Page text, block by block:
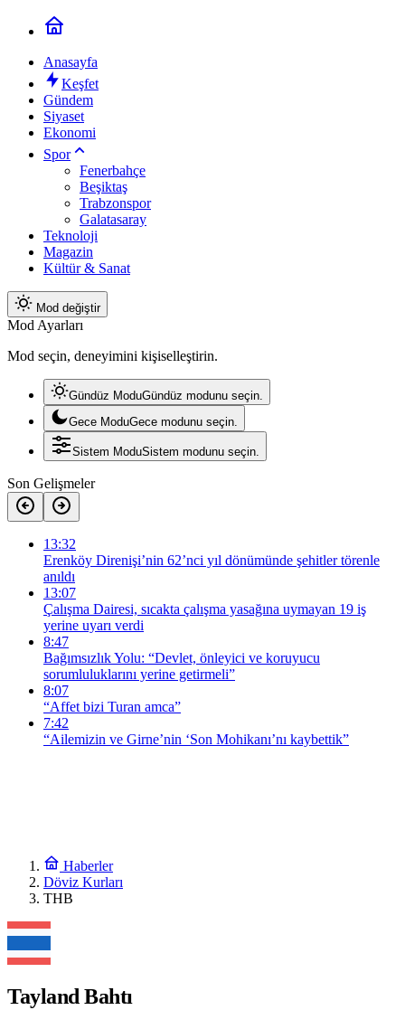
Anasayfa
Keşfet
Gündem
Siyaset
Ekonomi
Spor
Fenerbahçe
Beşiktaş
Trabzonspor
Galatasaray
Teknoloji
Magazin
Kültür & Sanat
Mod değiştir
Mod Ayarları
Mod seçin, deneyimini kişiselleştirin.
Gündüz ModuGündüz modunu seçin.
Gece ModuGece modunu seçin.
Sistem ModuSistem modunu seçin.
Son Gelişmeler
13:32
Erenköy Direnişi’nin 62’nci yıl dönümünde şehitler törenle
anıldı
13:07
Çalışma Dairesi, sıcakta çalışma yasağına uymayan 19 iş
yerine uyarı verdi
8:47
Bağımsızlık Yolu: “Devlet, önleyici ve koruyucu
sorumluluklarını yerine getirmeli”
8:07
“Affet bizi Turan amca”
7:42
“Ailemizin ve Girne’nin ‘Son Mohikanı’nı kaybettik”
Haberler
Döviz Kurları
THB
Tayland Bahtı